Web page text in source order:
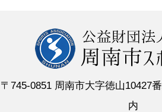
〒745-0851 周南市大字徳山10427
内